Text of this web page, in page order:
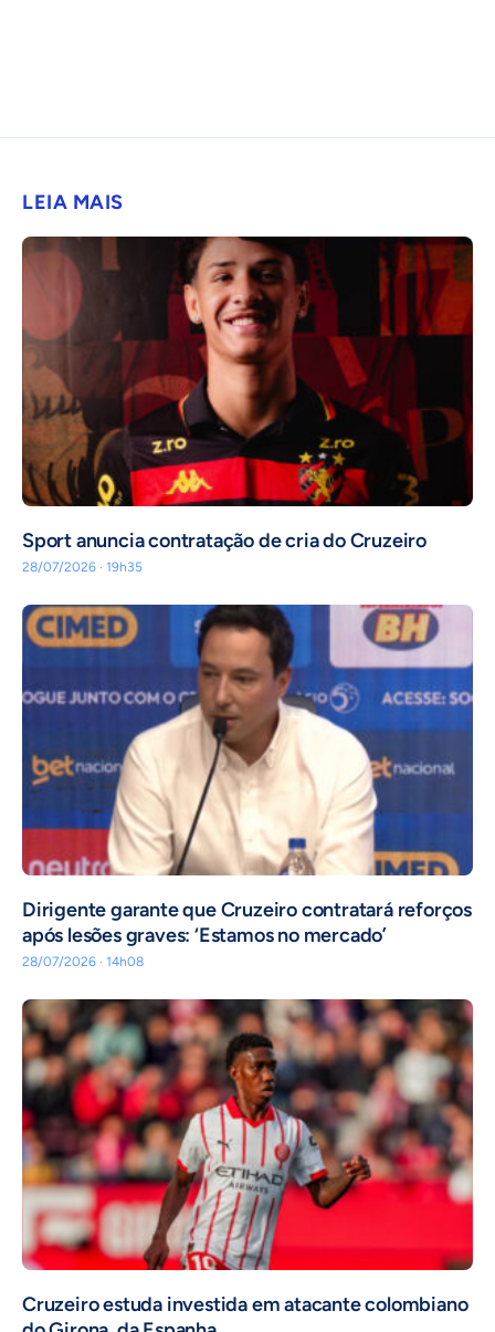
LEIA MAIS
Sport anuncia contratação de cria do Cruzeiro
28/07/2026 · 19h35
Dirigente garante que Cruzeiro contratará reforços
após lesões graves: ‘Estamos no mercado’
28/07/2026 · 14h08
Cruzeiro estuda investida em atacante colombiano